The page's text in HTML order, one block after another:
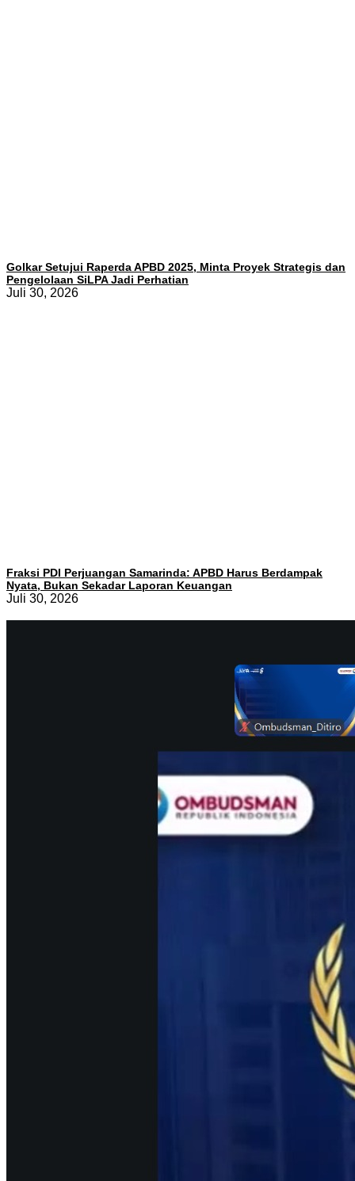
Golkar Setujui Raperda APBD 2025, Minta Proyek Strategis dan
Pengelolaan SiLPA Jadi Perhatian
Juli 30, 2026
Fraksi PDI Perjuangan Samarinda: APBD Harus Berdampak
Nyata, Bukan Sekadar Laporan Keuangan
Juli 30, 2026